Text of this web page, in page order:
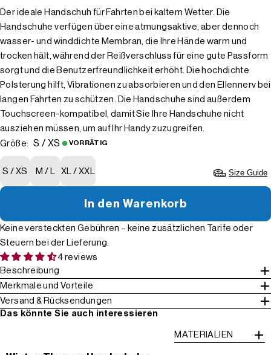
Der ideale Handschuh für Fahrten bei kaltem Wetter. Die
Handschuhe verfügen über eine atmungsaktive, aber dennoch
wasser- und winddichte Membran, die Ihre Hände warm und
trocken hält, während der Reißverschluss für eine gute Passform
sorgt und die Benutzerfreundlichkeit erhöht. Die hochdichte
Polsterung hilft, Vibrationen zu absorbieren und den Ellennerv bei
langen Fahrten zu schützen. Die Handschuhe sind außerdem
Touchscreen-kompatibel, damit Sie Ihre Handschuhe nicht
ausziehen müssen, um auf Ihr Handy zuzugreifen.
Größe:
S / XS VORRÄTIG
S / XS M / L XL / XXL Size Guide
In den Warenkorb
Keine versteckten Gebühren – keine zusätzlichen Tarife oder
Steuern bei der Lieferung.
4 reviews
Beschreibung
Merkmale und Vorteile
Versand & Rücksendungen
Das könnte Sie auch interessieren
MATERIALIEN